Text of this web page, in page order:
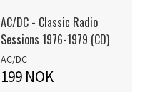
AC/DC - Classic Radio
Sessions 1976-1979 (CD)
AC/DC
199 NOK